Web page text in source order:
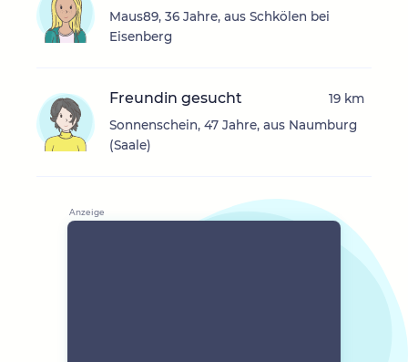
Maus89, 36 Jahre, aus Schkölen bei
Eisenberg
Freundin gesucht
Sonnenschein, 47 Jahre, aus Naumburg
(Saale)
19 km